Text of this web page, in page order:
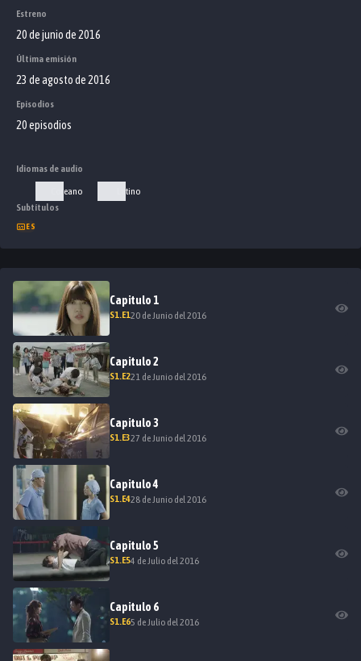
Estreno
20 de junio de 2016
Última emisión
23 de agosto de 2016
Episodios
20 episodios
Idiomas de audio
Coreano
Latino
Subtítulos
ES
Capitulo 1
S1.E120 de Junio del 2016
Capitulo2
S1.E221 de Junio del 2016
Capitulo3
S1.E327 de Junio del 2016
Capitulo4
S1.E428 de Junio del 2016
Capitulo5
S1.E54 de Julio del 2016
Capitulo 6
S1.E65 de Julio del 2016